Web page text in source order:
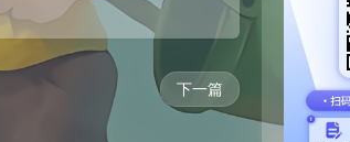
下一篇